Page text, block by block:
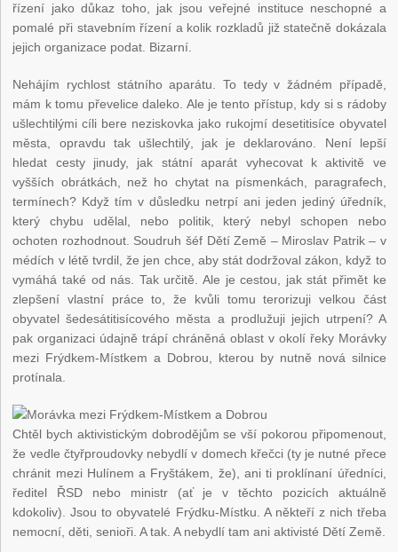
řízení jako důkaz toho, jak jsou veřejné instituce neschopné a
pomalé při stavebním řízení a kolik rozkladů již statečně dokázala
jejich organizace podat. Bizarní.
Nehájím rychlost státního aparátu. To tedy v žádném případě,
mám k tomu převelice daleko. Ale je tento přístup, kdy si s rádoby
ušlechtilými cíli bere neziskovka jako rukojmí desetitisíce obyvatel
města, opravdu tak ušlechtilý, jak je deklarováno. Není lepší
hledat cesty jinudy, jak státní aparát vyhecovat k aktivitě ve
vyšších obrátkách, než ho chytat na písmenkách, paragrafech,
termínech? Když tím v důsledku netrpí ani jeden jediný úředník,
který chybu udělal, nebo politik, který nebyl schopen nebo
ochoten rozhodnout. Soudruh šéf Dětí Země – Miroslav Patrik – v
médích v létě tvrdil, že jen chce, aby stát dodržoval zákon, když to
vymáhá také od nás. Tak určitě. Ale je cestou, jak stát přimět ke
zlepšení vlastní práce to, že kvůli tomu terorizuji velkou část
obyvatel šedesátitisícového města a prodlužuji jejich utrpení? A
pak organizaci údajně trápí chráněná oblast v okolí řeky Morávky
mezi Frýdkem-Místkem a Dobrou, kterou by nutně nová silnice
protínala.
Chtěl bych aktivistickým dobrodějům se vší pokorou připomenout,
že vedle čtyřproudovky nebydlí v domech křečci (ty je nutné přece
chránit mezi Hulínem a Fryštákem, že), ani ti proklínaní úředníci,
ředitel ŘSD nebo ministr (ať je v těchto pozicích aktuálně
kdokoliv). Jsou to obyvatelé Frýdku-Místku. A někteří z nich třeba
nemocní, děti, senioři. A tak. A nebydlí tam ani aktivisté Dětí Země.